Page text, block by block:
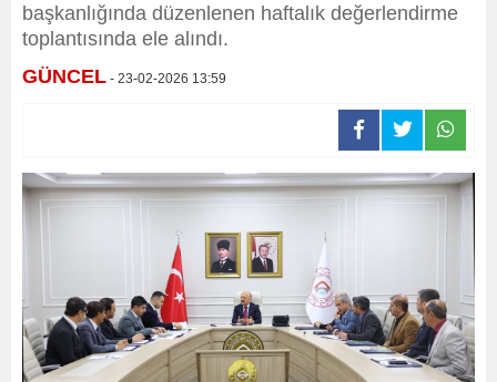
başkanlığında düzenlenen haftalık değerlendirme
toplantısında ele alındı.
GÜNCEL - 23-02-2026 13:59